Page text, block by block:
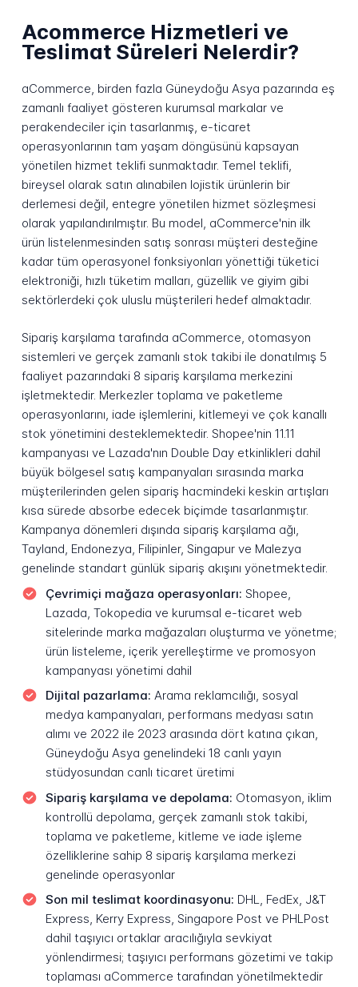
Acommerce Hizmetleri ve
Teslimat Süreleri Nelerdir?
aCommerce, birden fazla Güneydoğu Asya pazarında eş
zamanlı faaliyet gösteren kurumsal markalar ve
perakendeciler için tasarlanmış, e-ticaret
operasyonlarının tam yaşam döngüsünü kapsayan
yönetilen hizmet teklifi sunmaktadır. Temel teklifi,
bireysel olarak satın alınabilen lojistik ürünlerin bir
derlemesi değil, entegre yönetilen hizmet sözleşmesi
olarak yapılandırılmıştır. Bu model, aCommerce'nin ilk
ürün listelenmesinden satış sonrası müşteri desteğine
kadar tüm operasyonel fonksiyonları yönettiği tüketici
elektroniği, hızlı tüketim malları, güzellik ve giyim gibi
sektörlerdeki çok uluslu müşterileri hedef almaktadır.
Sipariş karşılama tarafında aCommerce, otomasyon
sistemleri ve gerçek zamanlı stok takibi ile donatılmış 5
faaliyet pazarındaki 8 sipariş karşılama merkezini
işletmektedir. Merkezler toplama ve paketleme
operasyonlarını, iade işlemlerini, kitlemeyi ve çok kanallı
stok yönetimini desteklemektedir. Shopee'nin 11.11
kampanyası ve Lazada'nın Double Day etkinlikleri dahil
büyük bölgesel satış kampanyaları sırasında marka
müşterilerinden gelen sipariş hacmindeki keskin artışları
kısa sürede absorbe edecek biçimde tasarlanmıştır.
Kampanya dönemleri dışında sipariş karşılama ağı,
Tayland, Endonezya, Filipinler, Singapur ve Malezya
genelinde standart günlük sipariş akışını yönetmektedir.
Çevrimiçi mağaza operasyonları: Shopee,
Lazada, Tokopedia ve kurumsal e-ticaret web
sitelerinde marka mağazaları oluşturma ve yönetme;
ürün listeleme, içerik yerelleştirme ve promosyon
kampanyası yönetimi dahil
Dijital pazarlama: Arama reklamcılığı, sosyal
medya kampanyaları, performans medyası satın
alımı ve 2022 ile 2023 arasında dört katına çıkan,
Güneydoğu Asya genelindeki 18 canlı yayın
stüdyosundan canlı ticaret üretimi
Sipariş karşılama ve depolama: Otomasyon, iklim
kontrollü depolama, gerçek zamanlı stok takibi,
toplama ve paketleme, kitleme ve iade işleme
özelliklerine sahip 8 sipariş karşılama merkezi
genelinde operasyonlar
Son mil teslimat koordinasyonu: DHL, FedEx, J&T
Express, Kerry Express, Singapore Post ve PHLPost
dahil taşıyıcı ortaklar aracılığıyla sevkiyat
yönlendirmesi; taşıyıcı performans gözetimi ve takip
toplaması aCommerce tarafından yönetilmektedir